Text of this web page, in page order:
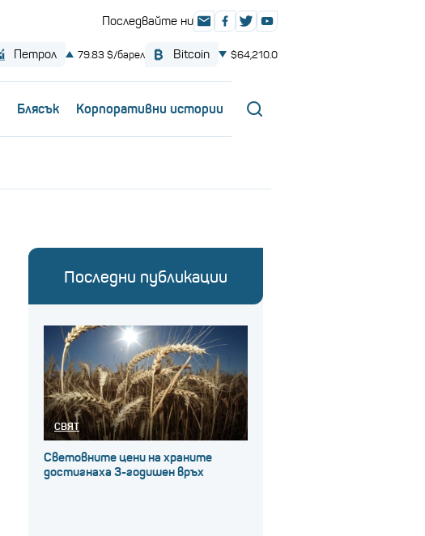
Блясък Корпоративни истории
Последни публикации
СВЯТ
Световните цени на храните
достигнаха 3-годишен връх